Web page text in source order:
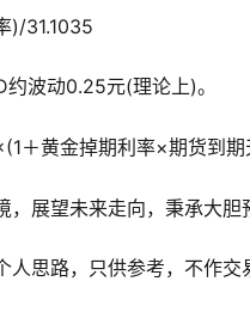
)/31.1035
波动0.25元(理论上)。
＋黄金掉期利率×期货到
，展望未来走向，秉承大
人思路，只供参考，不作